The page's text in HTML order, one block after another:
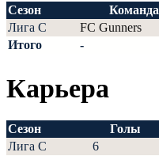
Сезон Команда
Лига С
FC Gunners
Итого
-
Карьера
Сезон Голы
Лига С
6